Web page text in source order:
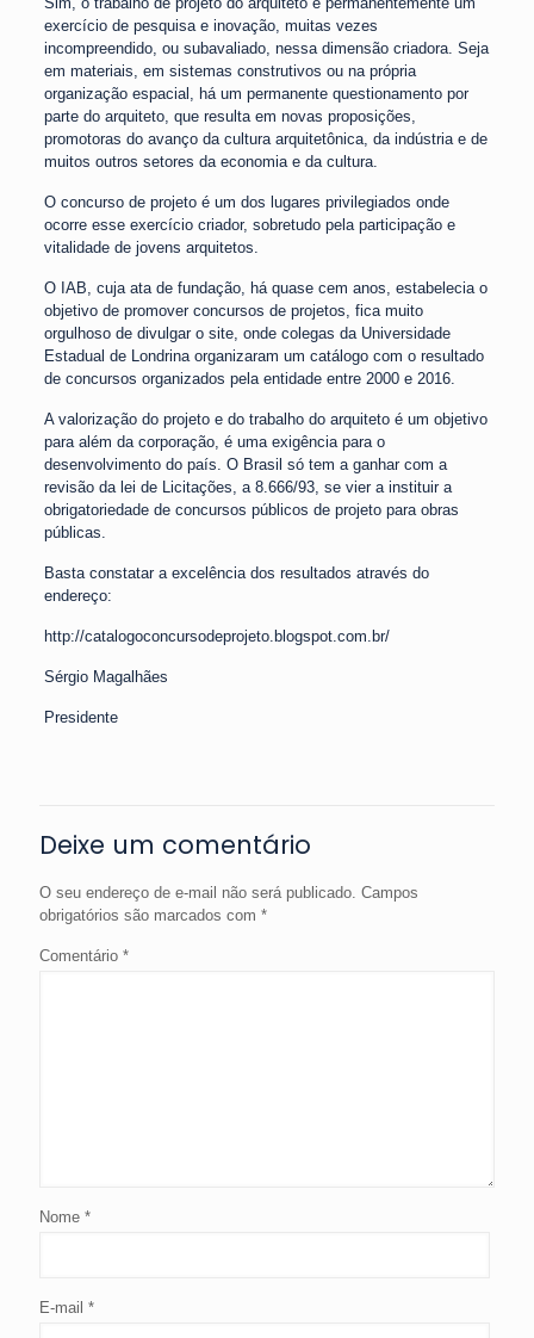
exercício de pesquisa e inovação, muitas vezes
incompreendido, ou subavaliado, nessa dimensão criadora. Seja
em materiais, em sistemas construtivos ou na própria
organização espacial, há um permanente questionamento por
parte do arquiteto, que resulta em novas proposições,
promotoras do avanço da cultura arquitetônica, da indústria e de
muitos outros setores da economia e da cultura.
O concurso de projeto é um dos lugares privilegiados onde
ocorre esse exercício criador, sobretudo pela participação e
vitalidade de jovens arquitetos.
O IAB, cuja ata de fundação, há quase cem anos, estabelecia o
objetivo de promover concursos de projetos, fica muito
orgulhoso de divulgar o site, onde colegas da Universidade
Estadual de Londrina organizaram um catálogo com o resultado
de concursos organizados pela entidade entre 2000 e 2016.
A valorização do projeto e do trabalho do arquiteto é um objetivo
para além da corporação, é uma exigência para o
desenvolvimento do país. O Brasil só tem a ganhar com a
revisão da lei de Licitações, a 8.666/93, se vier a instituir a
obrigatoriedade de concursos públicos de projeto para obras
públicas.
Basta constatar a excelência dos resultados através do
endereço:
http://catalogoconcursodeprojeto.blogspot.com.br/
Sérgio Magalhães
Presidente
Deixe um comentário
O seu endereço de e-mail não será publicado. Campos
obrigatórios são marcados com *
Comentário *
Nome *
E-mail *